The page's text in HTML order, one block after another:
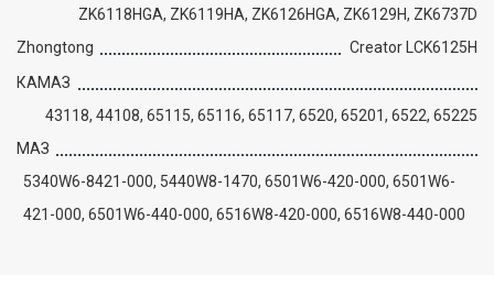
ZK6118HGA, ZK6119HA, ZK6126HGA, ZK6129H, ZK6737D
Zhongtong
Creator LCK6125H
КАМАЗ
43118, 44108, 65115, 65116, 65117, 6520, 65201, 6522, 65225
МАЗ
5340W6-8421-000, 5440W8-1470, 6501W6-420-000, 6501W6-
421-000, 6501W6-440-000, 6516W8-420-000, 6516W8-440-000